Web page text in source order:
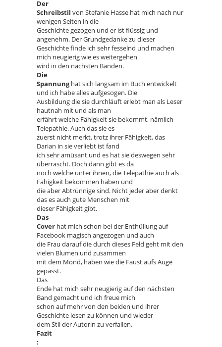
Der
Schreibstil von Stefanie Hasse hat mich nach nur
wenigen Seiten in die
Geschichte gezogen und er ist flüssig und
angenehm. Der Grundgedanke zu dieser
Geschichte finde ich sehr fesselnd und machen
mich neugierig wie es weitergehen
wird in den nächsten Bänden.
Die
Spannunghat sich langsam im Buch entwickelt
und ich habe alles aufgesogen. Die
Ausbildung die sie durchläuft erlebt man als Leser
hautnah mit und als man
erfährt welche Fähigkeit sie bekommt, nämlich
Telepathie. Auch das sie es
zuerst nicht merkt, trotz ihrer Fähigkeit, das
Darian in sie verliebt ist fand
ich sehr amüsant und es hat sie deswegen sehr
überrascht. Doch dann gibt es da
noch welche unter ihnen, die Telepathie auch als
Fähigkeit bekommen haben und
die aber Abtrünnige sind. Nicht jeder aber denkt
das es auch gute Menschen mit
dieser Fähigkeit gibt.
Das
Cover hat mich schon bei der Enthüllung auf
Facebook magisch angezogen und auch
die Frau darauf die durch dieses Feld geht mit den
vielen Blumen und zusammen
mit dem Mond, haben wie die Faust aufs Auge
gepasst.
Das
Ende hat mich sehr neugierig auf den nächsten
Band gemacht und ich freue mich
schon auf mehr von den beiden und ihrer
Geschichte lesen zu können und wieder
dem Stil der Autorin zu verfallen.
Fazit
: